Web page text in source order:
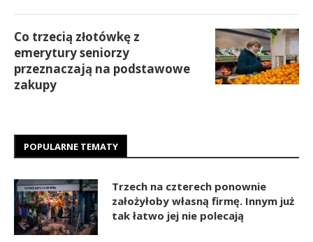
Co trzecią złotówkę z
emerytury seniorzy
przeznaczają na podstawowe
zakupy
POPULARNE TEMATY
Trzech na czterech ponownie
założyłoby własną firmę. Innym już
tak łatwo jej nie polecają